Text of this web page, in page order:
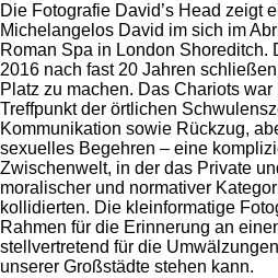
Die Fotografie David’s Head zeigt
Michelangelos David im sich im
Roman Spa in London Shoreditch.
2016 nach fast 20 Jahren
Platz zu machen. Das Chariots war
Treffpunkt der örtlichen
Kommunikation sowie Rückzug,
sexuelles Begehren – eine
Zwischenwelt, in der das Private
moralischer und normativer
kollidierten. Die kleinformatige
Rahmen für die Erinnerung an
stellvertretend für die
unserer Großstädte stehen kann.